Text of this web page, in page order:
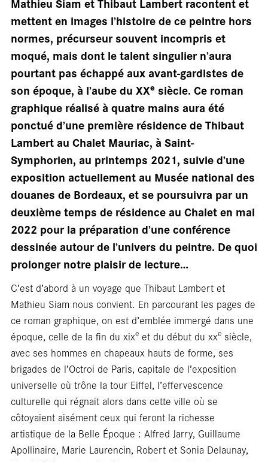
mettent en images l’histoire de ce peintre hors
normes, précurseur souvent incompris et
moqué, mais dont le talent singulier n’aura
pourtant pas échappé aux avant-gardistes de
son époque, à l’aube du XXesiècle. Ce roman
graphique réalisé à quatre mains aura été
ponctué d’une première résidence de Thibaut
Lambert au Chalet Mauriac, à Saint-
Symphorien, au printemps 2021, suivie d’une
exposition actuellement au Musée national des
douanes de Bordeaux, et se poursuivra par un
deuxième temps de résidence au Chalet en mai
2022 pour la préparation d’une conférence
dessinée autour de l’univers du peintre. De quoi
prolonger notre plaisir de lecture…
C’est d’abord à un voyage que Thibaut Lambert et
Mathieu Siam nous convient. En parcourant les pages de
ce roman graphique, on est d’emblée immergé dans une
époque, celle de la fin du xixeet du début du xxesiècle,
avec ses hommes en chapeaux hauts de forme, ses
brigades de l’Octroi de Paris, capitale de l’exposition
universelle où trône la tour Eiffel, l’effervescence
culturelle qui régnait alors dans cette ville où se
côtoyaient aisément ceux qui feront la richesse
artistique de la Belle Époque : Alfred Jarry, Guillaume
Apollinaire, Marie Laurencin, Robert et Sonia Delaunay,